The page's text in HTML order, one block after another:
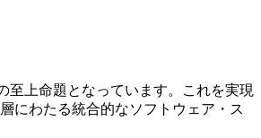
至上命題となっています。これを実現
にわたる統合的なソフトウェア・ス